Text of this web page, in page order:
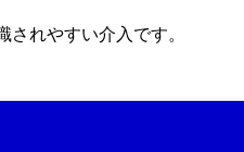
されやすい介入です。